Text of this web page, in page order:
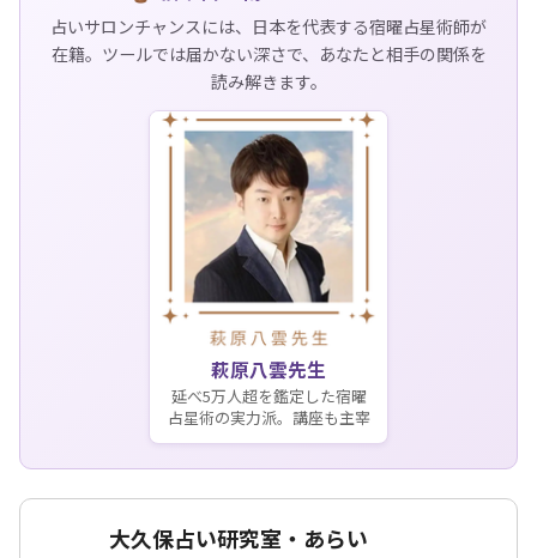
占いサロンチャンスには、日本を代表する宿曜占星術師が
在籍。ツールでは届かない深さで、あなたと相手の関係を
読み解きます。
萩原八雲先生
延べ5万人超を鑑定した宿曜
占星術の実力派。講座も主宰
大久保占い研究室・あらい